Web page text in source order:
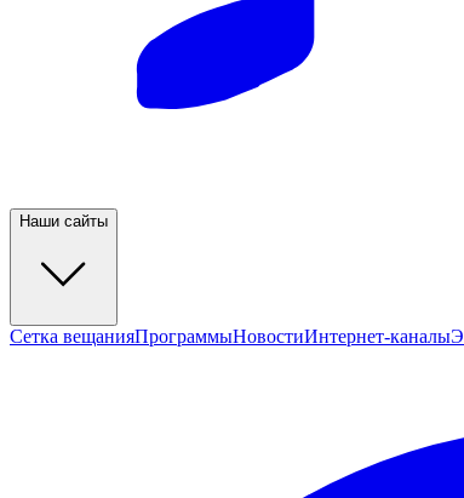
Наши сайты
Сетка вещанияПрограммыНовостиИнтернет-каналы